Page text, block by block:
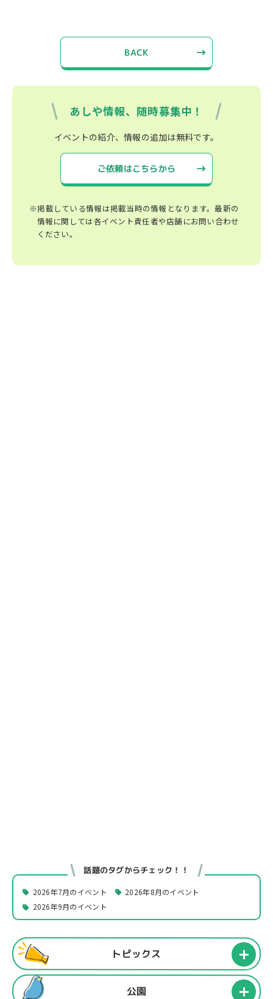
BACK
あしや情報、随時募集中！
イベントの紹介、情報の追加は無料です。
ご依頼はこちらから
※掲載している情報は掲載当時の情報となります。最新の
情報に関しては各イベント責任者や店舗にお問い合わせ
ください。
話題のタグからチェック！！
2026年7月のイベント
2026年8月のイベント
2026年9月のイベント
トピックス
公園